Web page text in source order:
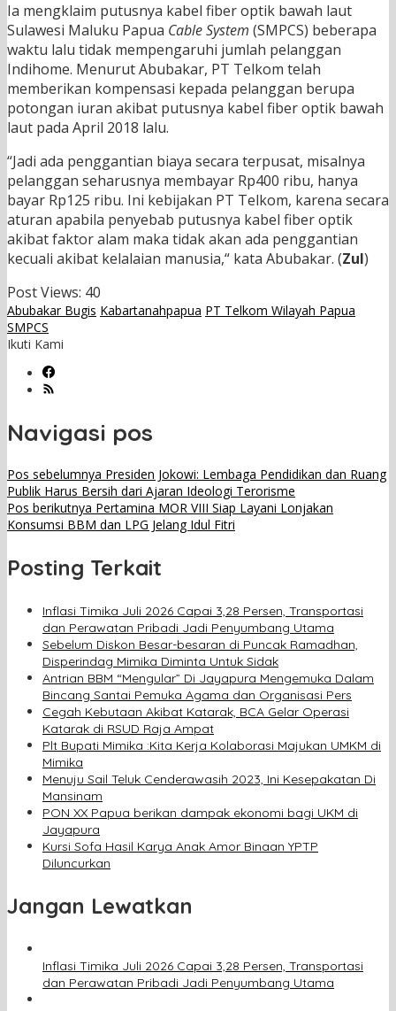
Ia mengklaim putusnya kabel fiber optik bawah laut
Sulawesi Maluku Papua Cable System (SMPCS) beberapa
waktu lalu tidak mempengaruhi jumlah pelanggan
Indihome. Menurut Abubakar, PT Telkom telah
memberikan kompensasi kepada pelanggan berupa
potongan iuran akibat putusnya kabel fiber optik bawah
laut pada April 2018 lalu.
“Jadi ada penggantian biaya secara terpusat, misalnya
pelanggan seharusnya membayar Rp400 ribu, hanya
bayar Rp125 ribu. Ini kebijakan PT Telkom, karena secara
aturan apabila penyebab putusnya kabel fiber optik
akibat faktor alam maka tidak akan ada penggantian
kecuali akibat kelalaian manusia,“ kata Abubakar. (Zul)
Post Views: 40
Abubakar Bugis Kabartanahpapua PT Telkom Wilayah Papua
SMPCS
Ikuti Kami
Navigasi pos
Pos sebelumnya Presiden Jokowi: Lembaga Pendidikan dan Ruang
Publik Harus Bersih dari Ajaran Ideologi Terorisme
Pos berikutnya Pertamina MOR VIII Siap Layani Lonjakan
Konsumsi BBM dan LPG Jelang Idul Fitri
Posting Terkait
Inflasi Timika Juli 2026 Capai 3,28 Persen, Transportasi
dan Perawatan Pribadi Jadi Penyumbang Utama
Sebelum Diskon Besar-besaran di Puncak Ramadhan,
Disperindag Mimika Diminta Untuk Sidak
Antrian BBM “Mengular” Di Jayapura Mengemuka Dalam
Bincang Santai Pemuka Agama dan Organisasi Pers
Cegah Kebutaan Akibat Katarak, BCA Gelar Operasi
Katarak di RSUD Raja Ampat
Plt Bupati Mimika :Kita Kerja Kolaborasi Majukan UMKM di
Mimika
Menuju Sail Teluk Cenderawasih 2023, Ini Kesepakatan Di
Mansinam
PON XX Papua berikan dampak ekonomi bagi UKM di
Jayapura
Kursi Sofa Hasil Karya Anak Amor Binaan YPTP
Diluncurkan
Jangan Lewatkan
Inflasi Timika Juli 2026 Capai 3,28 Persen, Transportasi
dan Perawatan Pribadi Jadi Penyumbang Utama